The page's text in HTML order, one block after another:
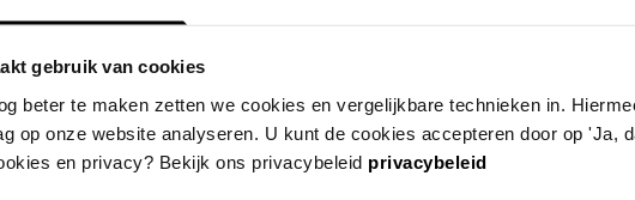
gebruik van cookies
beter te maken zetten we cookies en vergelijkbare technieken in.
op onze website analyseren. U kunt de cookies accepteren door op 'Ja,
en privacy? Bekijk ons privacybeleid privacybeleid